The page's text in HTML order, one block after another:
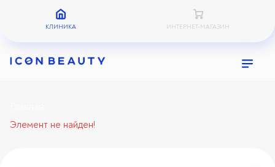
КЛИНИКА ИНТЕРНЕТ-МАГАЗИН
Элемент не найден!